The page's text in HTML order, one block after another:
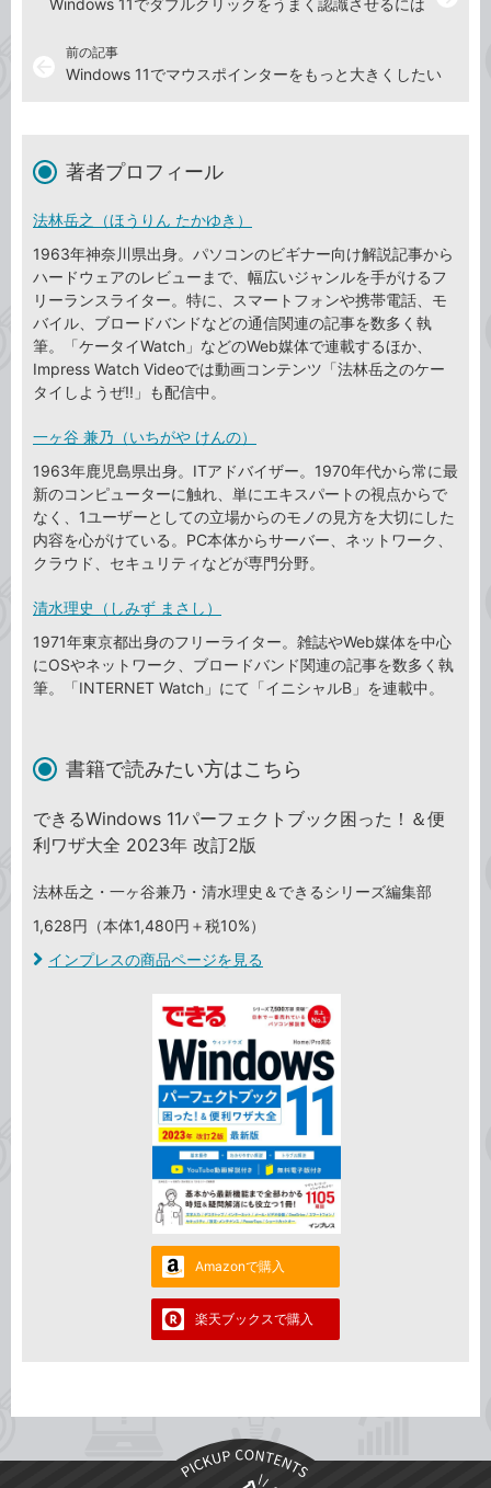
前の記事
Windows 11でマウスポインターをもっと大きくしたい
著者プロフィール
法林岳之（ほうりん たかゆき）
1963年神奈川県出身。パソコンのビギナー向け解説記事から
ハードウェアのレビューまで、幅広いジャンルを手がけるフ
リーランスライター。特に、スマートフォンや携帯電話、モ
バイル、ブロードバンドなどの通信関連の記事を数多く執
筆。「ケータイWatch」などのWeb媒体で連載するほか、
Impress Watch Videoでは動画コンテンツ「法林岳之のケー
タイしようぜ!!」も配信中。
一ヶ谷 兼乃（いちがや けんの）
1963年鹿児島県出身。ITアドバイザー。1970年代から常に最
新のコンピューターに触れ、単にエキスパートの視点からで
なく、1ユーザーとしての立場からのモノの見方を大切にした
内容を心がけている。PC本体からサーバー、ネットワーク、
クラウド、セキュリティなどが専門分野。
清水理史（しみず まさし）
1971年東京都出身のフリーライター。雑誌やWeb媒体を中心
にOSやネットワーク、ブロードバンド関連の記事を数多く執
筆。「INTERNET Watch」にて「イニシャルB」を連載中。
書籍で読みたい方はこちら
できるWindows 11パーフェクトブック困った！＆便
利ワザ大全 2023年 改訂2版
法林岳之・一ヶ谷兼乃・清水理史＆できるシリーズ編集部
1,628円（本体1,480円＋税10%）
インプレスの商品ページを見る
Amazonで購入
楽天ブックスで購入